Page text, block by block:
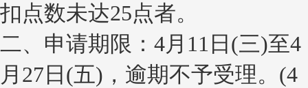
扣点数未达25点者。
二、申请期限：4月11日(三)至4
月27日(五)，逾期不予受理。(4